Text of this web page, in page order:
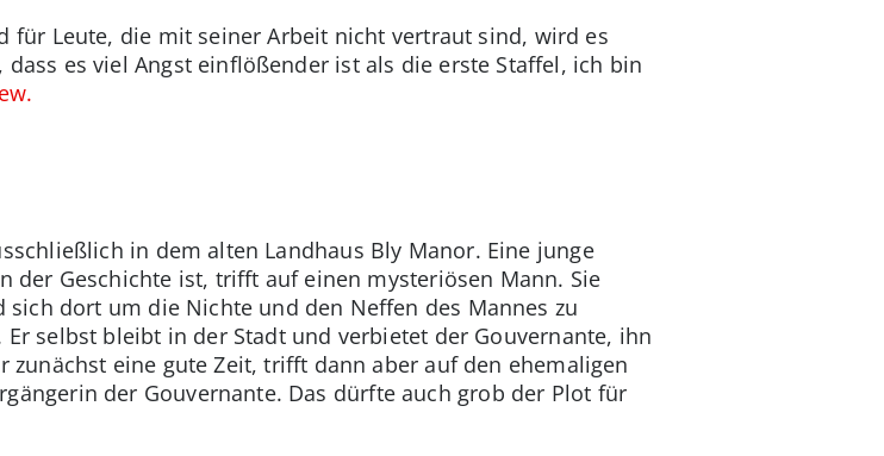
für Leute, die mit seiner Arbeit nicht vertraut sind, wird es
es viel Angst einflößender ist als die erste Staffel, ich bin
in dem alten Landhaus Bly Manor. Eine junge
der Geschichte ist, trifft auf einen mysteriösen Mann. Sie
dort um die Nichte und den Neffen des Mannes zu
selbst bleibt in der Stadt und verbietet der Gouvernante, ihn
eine gute Zeit, trifft dann aber auf den ehemaligen
der Gouvernante. Das dürfte auch grob der Plot für